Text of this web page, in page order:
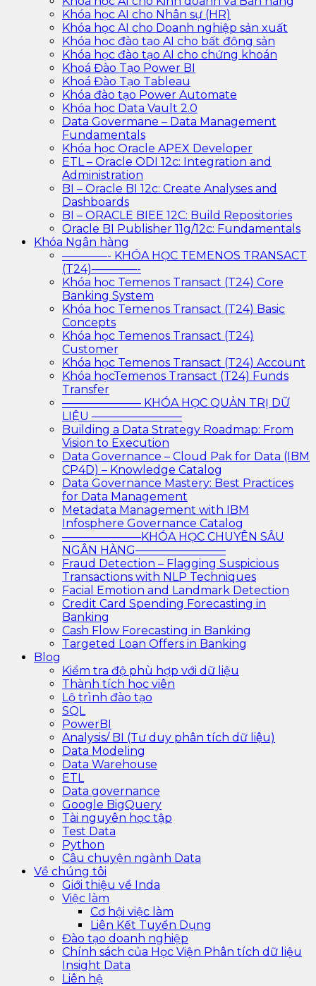
Khóa học AI cho Nhân sự (HR)
Khóa học AI cho Doanh nghiệp sản xuất
Khóa học đào tạo AI cho bất động sản
Khóa học đào tạo AI cho chứng khoán
Khoá Đào Tạo Power BI
Khoá Đào Tạo Tableau
Khóa đào tạo Power Automate
Khóa học Data Vault 2.0
Data Govermane – Data Management
Fundamentals
Khóa học Oracle APEX Developer
ETL – Oracle ODI 12c: Integration and
Administration
BI – Oracle BI 12c: Create Analyses and
Dashboards
BI – ORACLE BIEE 12C: Build Repositories
Oracle BI Publisher 11g/12c: Fundamentals
Khóa Ngân hàng
————- KHÓA HỌC TEMENOS TRANSACT
(T24)————-
Khóa học Temenos Transact (T24) Core
Banking System
Khóa học Temenos Transact (T24) Basic
Concepts
Khóa học Temenos Transact (T24)
Customer
Khóa học Temenos Transact (T24) Account
Khóa họcTemenos Transact (T24) Funds
Transfer
——————— KHÓA HỌC QUẢN TRỊ DỮ
LIỆU ————————
Building a Data Strategy Roadmap: From
Vision to Execution
Data Governance – Cloud Pak for Data (IBM
CP4D) – Knowledge Catalog
Data Governance Mastery: Best Practices
for Data Management
Metadata Management with IBM
Infosphere Governance Catalog
———————KHÓA HỌC CHUYÊN SÂU
NGÂN HÀNG————————
Fraud Detection – Flagging Suspicious
Transactions with NLP Techniques
Facial Emotion and Landmark Detection
Credit Card Spending Forecasting in
Banking
Cash Flow Forecasting in Banking
Targeted Loan Offers in Banking
Blog
Kiểm tra độ phù hợp với dữ liệu
Thành tích học viên
Lộ trình đào tạo
SQL
PowerBI
Analysis/ BI (Tư duy phân tích dữ liệu)
Data Modeling
Data Warehouse
ETL
Data governance
Google BigQuery
Tài nguyên học tập
Test Data
Python
Câu chuyện ngành Data
Về chúng tôi
Giới thiệu về Inda
Việc làm
Cơ hội việc làm
Liên Kết Tuyển Dụng
Đào tạo doanh nghiệp
Chính sách của Học Viện Phân tích dữ liệu
Insight Data
Liên hệ